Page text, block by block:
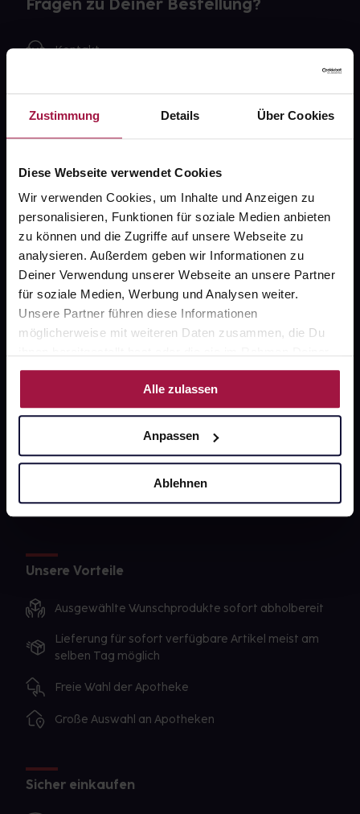
Zustimmung Details Über Cookies
Diese Webseite verwendet Cookies
Wir verwenden Cookies, um Inhalte und Anzeigen zu
personalisieren, Funktionen für soziale Medien anbieten
zu können und die Zugriffe auf unsere Webseite zu
analysieren. Außerdem geben wir Informationen zu
Deiner Verwendung unserer Webseite an unsere Partner
für soziale Medien, Werbung und Analysen weiter.
Unsere Partner führen diese Informationen
möglicherweise mit weiteren Daten zusammen, die Du
Nutzung der Dienste gesammelt haben.
Alle zulassen
Anpassen
Ablehnen
Fragen zu Deiner Bestellung?
Kontakt
gesund.de
Über uns
Karriere
Newsletter
Barrierefreiheitserklärung
PAYBACK
Sanitätshäuser
Impressum
Unsere Vorteile
Ausgewählte Wunschprodukte sofort abholbereit
Lieferung für sofort verfügbare Artikel meist am
selben Tag möglich
Freie Wahl der Apotheke
Große Auswahl an Apotheken
Sicher einkaufen